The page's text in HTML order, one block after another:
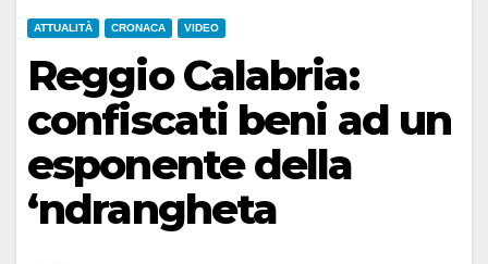
ATTUALITÀ CRONACA VIDEO
Reggio Calabria:
confiscati beni ad un
esponente della
‘ndrangheta